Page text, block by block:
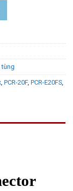
cho máy CNC
tùng
PCR-20F, PCR-E20FS